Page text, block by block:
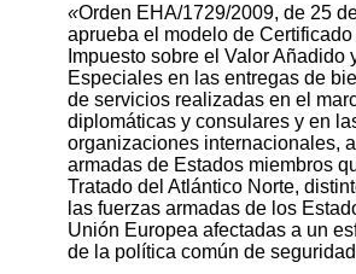
«Orden EHA/1729/2009, de 25
aprueba el modelo de Certificado
Impuesto sobre el Valor Añadido
Especiales en las entregas de
de servicios realizadas en el
diplomáticas y consulares y en
organizaciones internacionales,
armadas de Estados miembros
Tratado del Atlántico Norte,
las fuerzas armadas de los
Unión Europea afectadas a un
de la política común de